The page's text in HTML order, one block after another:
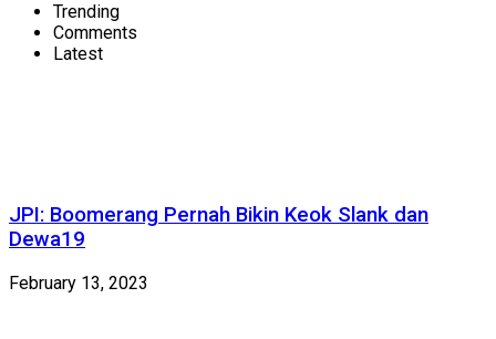
Trending
Comments
Latest
JPI: Boomerang Pernah Bikin Keok Slank dan
Dewa19
February 13, 2023